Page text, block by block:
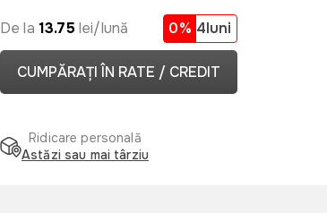
De la 13.75 lei/lună 0% 4luni
CUMPĂRAȚI ÎN RATE / CREDIT
Ridicare personală
Astăzi sau mai târziu